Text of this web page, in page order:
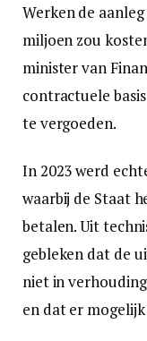
Werken de
miljoen zou
minister van
contractuele
te vergoeden.
In 2023 werd
waarbij de Staat
betalen. Uit
gebleken dat de
niet in
en dat er